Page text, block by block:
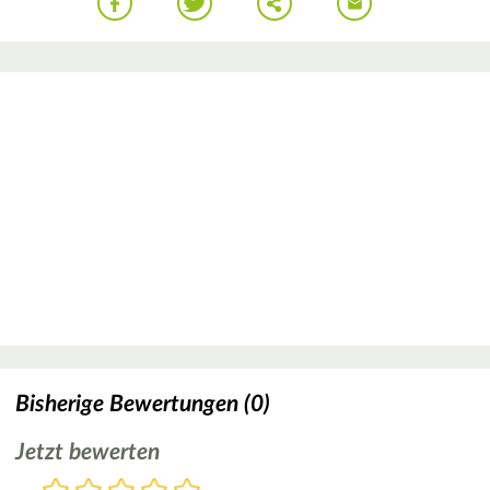
Bisherige Bewertungen (0)
Jetzt bewerten